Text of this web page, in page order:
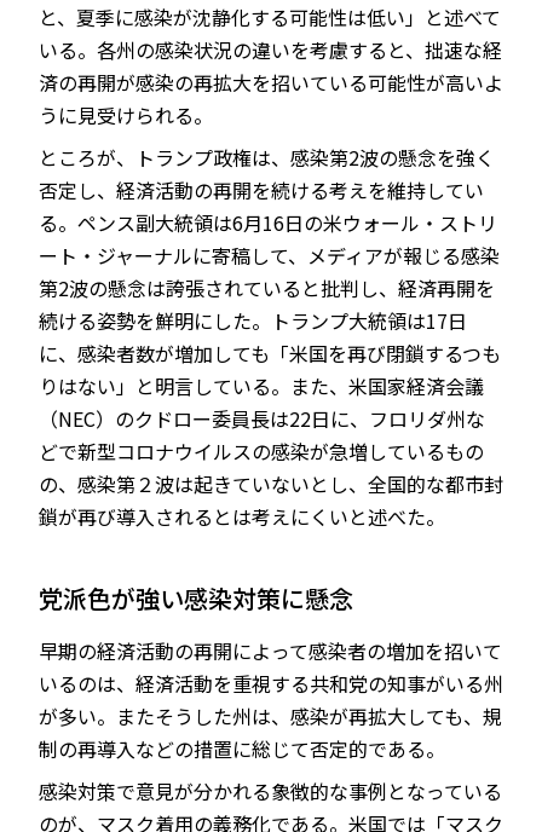
と、夏季に感染が沈静化する可能性は低い」と述べて
いる。各州の感染状況の違いを考慮すると、拙速な経
済の再開が感染の再拡大を招いている可能性が高いよ
うに見受けられる。
ところが、トランプ政権は、感染第2波の懸念を強く
否定し、経済活動の再開を続ける考えを維持してい
る。ペンス副大統領は6月16日の米ウォール・ストリ
ート・ジャーナルに寄稿して、メディアが報じる感染
第2波の懸念は誇張されていると批判し、経済再開を
続ける姿勢を鮮明にした。トランプ大統領は17日
に、感染者数が増加しても「米国を再び閉鎖するつも
りはない」と明言している。また、米国家経済会議
（NEC）のクドロー委員長は22日に、フロリダ州な
どで新型コロナウイルスの感染が急増しているもの
の、感染第２波は起きていないとし、全国的な都市封
鎖が再び導入されるとは考えにくいと述べた。
党派色が強い感染対策に懸念
早期の経済活動の再開によって感染者の増加を招いて
いるのは、経済活動を重視する共和党の知事がいる州
が多い。またそうした州は、感染が再拡大しても、規
制の再導入などの措置に総じて否定的である。
感染対策で意見が分かれる象徴的な事例となっている
のが、マスク着用の義務化である。米国では「マスク